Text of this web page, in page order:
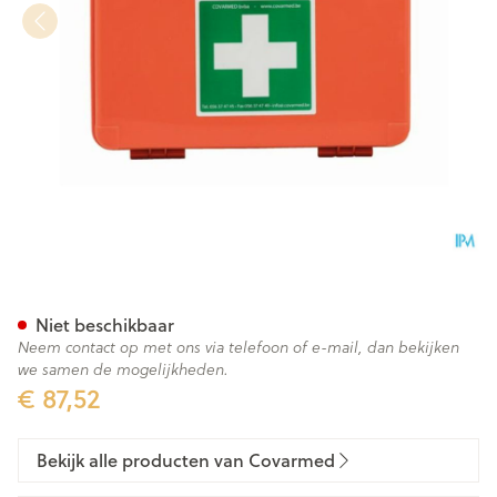
€ 87,52
Niet beschikbaar
Neem contact op met ons via telefoon of e-mail, dan bekijken
we samen de mogelijkheden.
Bekijk alle producten van Covarmed